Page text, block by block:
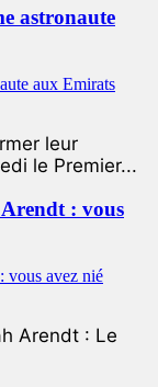
astronaute
leur
le Premier...
Arendt : vous
Arendt : Le